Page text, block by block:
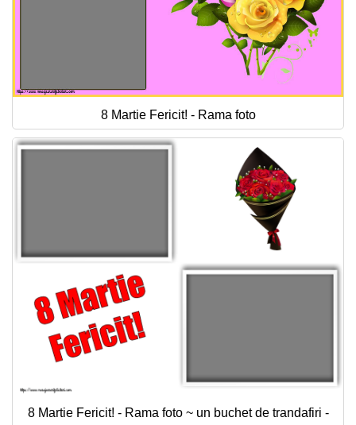
8 Martie Fericit! - Rama foto
8 Martie Fericit! - Rama foto ~ un buchet de trandafiri -